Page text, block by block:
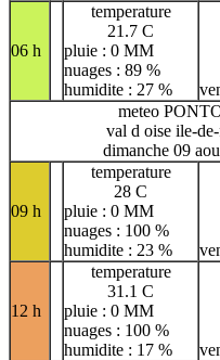
06 h
temperature
21.7 C
pluie : 0 MM
nuages : 89 %
humidite : 27 %
meteo
val d oise ile-
dimanche 09
09 h
temperature
28 C
pluie : 0 MM
nuages : 100 %
humidite : 23 %
12 h
temperature
31.1 C
pluie : 0 MM
nuages : 100 %
humidite : 17 %